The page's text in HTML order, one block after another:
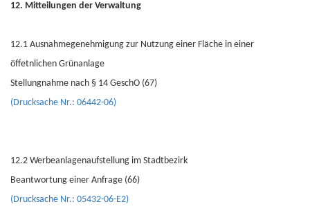
12. Mitteilungen der Verwaltung
12.1 Ausnahmegenehmigung zur Nutzung einer Fläche in einer
öffetnlichen Grünanlage
Stellungnahme nach § 14 GeschO (67)
(Drucksache Nr.: 06442-06)
12.2 Werbeanlagenaufstellung im Stadtbezirk
Beantwortung einer Anfrage (66)
(Drucksache Nr.: 05432-06-E2)